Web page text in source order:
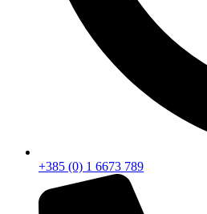
+385 (0) 1 6673 789